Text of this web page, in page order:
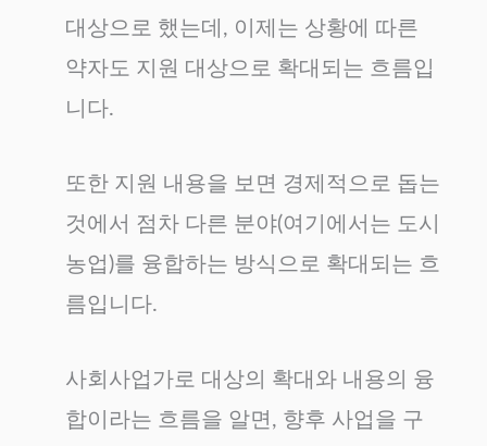
대상으로 했는데, 이제는 상황에 따른
약자도 지원 대상으로 확대되는 흐름입
니다.
또한 지원 내용을 보면 경제적으로 돕는
것에서 점차 다른 분야(여기에서는 도시
농업)를 융합하는 방식으로 확대되는 흐
름입니다.
사회사업가로 대상의 확대와 내용의 융
합이라는 흐름을 알면, 향후 사업을 구